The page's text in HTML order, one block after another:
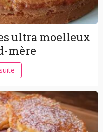
ultra moelleux
mère